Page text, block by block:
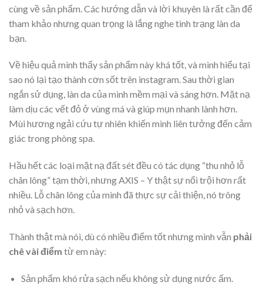
cùng về sản phẩm. Các hướng dẫn và lời khuyên là rất cần để
tham khảo nhưng quan trọng là lắng nghe tình trạng làn da
bạn.
Về hiệu quả mình thấy sản phẩm này khá tốt, và mình hiểu tại
sao nó lại tạo thành cơn sốt trên instagram. Sau thời gian
ngắn sử dụng, làn da của mình mềm mại và sáng hơn. Mặt nạ
làm dịu các vết đỏ ở vùng má và giúp mụn nhanh lành hơn.
Mùi hương ngải cứu tự nhiên khiến mình liên tưởng đến cảm
giác trong phòng spa.
Hầu hết các loại mặt nạ đất sét đều có tác dụng “thu nhỏ lỗ
chân lông” tạm thời, nhưng AXIS – Y thật sự nổi trội hơn rất
nhiều. Lỗ chân lông của mình đã thực sự cải thiện, nó trông
nhỏ và sạch hơn.
Thành thật mà nói, dù có nhiều điểm tốt nhưng mình vẫn phải
chê vài điểm từ em này:
Sản phẩm khó rửa sạch nếu không sử dụng nước ấm.